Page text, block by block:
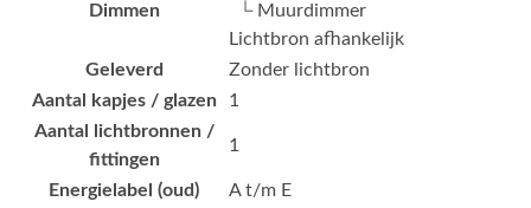
Dimmen
└ Muurdimmer
Lichtbron afhankelijk
Geleverd
Zonder lichtbron
Aantal kapjes / glazen
1
Aantal lichtbronnen /
fittingen
1
Energielabel (oud) A t/m E